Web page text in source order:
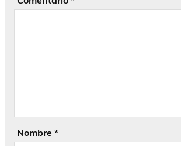
Nombre *